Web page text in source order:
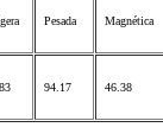
Pesada Magnética
94.17 46.38